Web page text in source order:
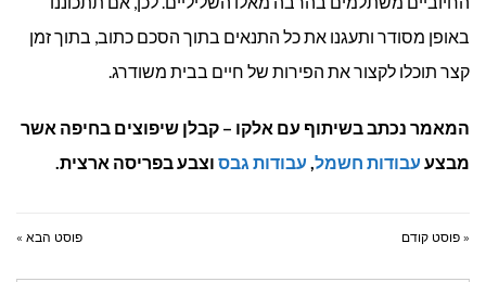
באופן מסודר ותעגנו את כל התנאים בתוך הסכם כתוב, בתוך זמן
קצר תוכלו לקצור את הפירות של חיים בבית משודרג.
המאמר נכתב בשיתוף עם אלקו – קבלן שיפוצים בחיפה אשר
מבצע עבודות חשמל, עבודות גבס וצבע בפריסה ארצית.
« פוסט קודם פוסט הבא »